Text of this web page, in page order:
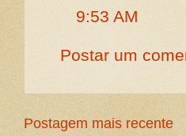
9:53 AM
Postar um
Postagem mais recente